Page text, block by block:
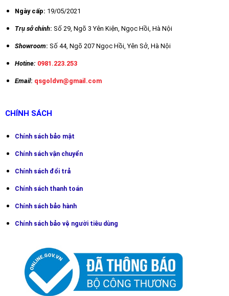
Ngày cấp: 19/05/2021
Trụ sở chính: Số 29,Ngõ 3 Yên Kiện, Ngọc Hồi, Hà Nội
Showroom: Số 44, Ngõ 207 Ngọc Hồi, Yên Sở, Hà Nội
Hotine: 0981.223.253
Email: qsgoldvn@gmail.com
CHÍNH SÁCH
Chính sách bảo mật
Chính sách vận chuyển
Chính sách đổi trả
Chính sách thanh toán
Chính sách bảo hành
Chính sách bảo vệ người tiêu dùng